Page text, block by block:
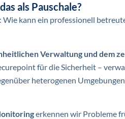
als Pauschale?
Wie kann ein professionell
Verwaltung und dem
für die Sicherheit –
heterogenen
erkennen wir Probleme